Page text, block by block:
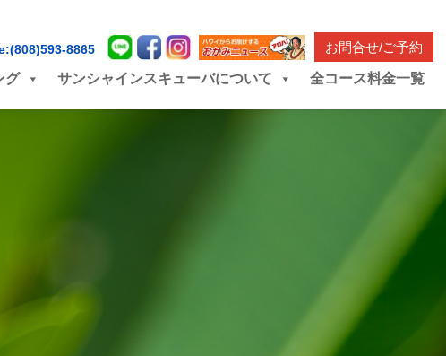
8865 お問合せ/ご予約
グ サンシャインスキューバについて 全コース料金一覧